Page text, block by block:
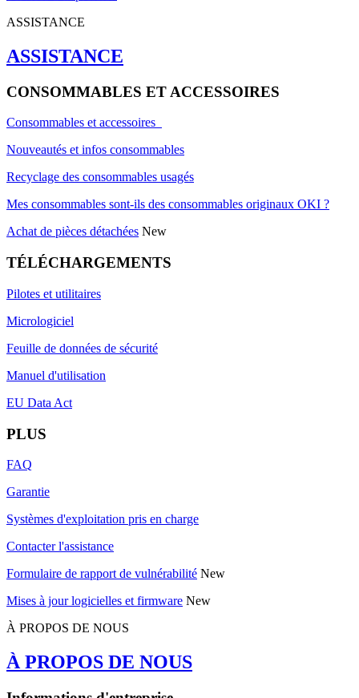
ASSISTANCE
ASSISTANCE
CONSOMMABLES ET ACCESSOIRES
Consommables et accessoires
Nouveautés et infos consommables
Recyclage des consommables usagés
Mes consommables sont-ils des consommables originaux OKI ?
Achat de pièces détachées New
TÉLÉCHARGEMENTS
Pilotes et utilitaires
Micrologiciel
Feuille de données de sécurité
Manuel d'utilisation
EU Data Act
PLUS
FAQ
Garantie
Systèmes d'exploitation pris en charge
Contacter l'assistance
Formulaire de rapport de vulnérabilité New
Mises à jour logicielles et firmware New
À PROPOS DE NOUS
À PROPOS DE NOUS